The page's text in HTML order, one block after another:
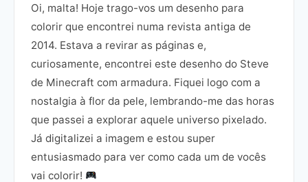
Oi, malta! Hoje trago-vos um desenho para
colorir que encontrei numa revista antiga de
2014. Estava a revirar as páginas e,
curiosamente, encontrei este desenho do Steve
de Minecraft com armadura. Fiquei logo com a
nostalgia à flor da pele, lembrando-me das horas
que passei a explorar aquele universo pixelado.
Já digitalizei a imagem e estou super
entusiasmado para ver como cada um de vocês
vai colorir!